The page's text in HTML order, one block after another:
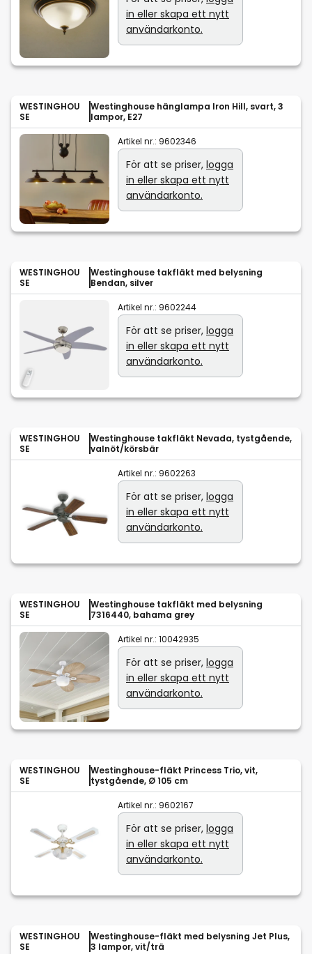
in eller skapa ett nytt
användarkonto.
WESTINGHOU
SE
Westinghouse hänglampa Iron Hill, svart, 3
lampor, E27
Artikel nr.: 9602346
För att se priser, logga
in eller skapa ett nytt
användarkonto.
WESTINGHOU
SE
Westinghouse takfläkt med belysning
Bendan, silver
Artikel nr.: 9602244
För att se priser, logga
in eller skapa ett nytt
användarkonto.
WESTINGHOU
SE
Westinghouse takfläkt Nevada, tystgående,
valnöt/körsbär
Artikel nr.: 9602263
För att se priser, logga
in eller skapa ett nytt
användarkonto.
WESTINGHOU
SE
Westinghouse takfläkt med belysning
7316440, bahama grey
Artikel nr.: 10042935
För att se priser, logga
in eller skapa ett nytt
användarkonto.
WESTINGHOU
SE
Westinghouse-fläkt Princess Trio, vit,
tystgående, Ø 105 cm
Artikel nr.: 9602167
För att se priser, logga
in eller skapa ett nytt
användarkonto.
WESTINGHOU
SE
Westinghouse-fläkt med belysning Jet Plus,
3 lampor, vit/trä